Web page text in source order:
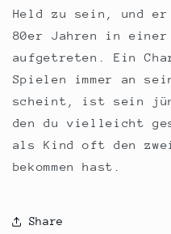
Held zu sein, und
80er Jahren in
aufgetreten. Ein
Spielen immer an
scheint, ist sein
den du vielleicht
als Kind oft den
bekommen hast.
Share